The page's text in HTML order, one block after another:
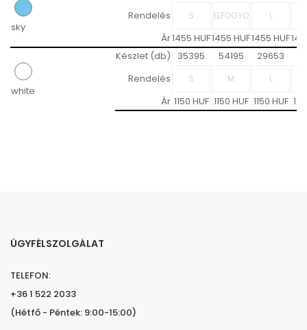
sky
Rendelés
Ár1455 HUF1455 HUF1455 HUF
white
Készlet (db) 35395 54195 29653
Rendelés
Ár 1150 HUF 1150 HUF 1150 HUF
ÜGYFÉLSZOLGÁLAT
TELEFON:
+36 1 522 2033
(Hétfő - Péntek: 9:00-15:00)